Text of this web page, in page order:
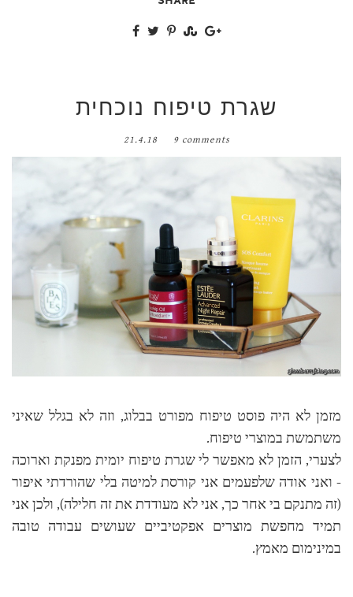
שגרת טיפוח נוכחית
21.4.18 9 comments
מזמן לא היה פוסט טיפוח מפורט בבלוג, וזה לא בגלל שאיני
משתמשת במוצרי טיפוח.
לצערי, הזמן לא מאפשר לי שגרת טיפוח יומית מפנקת וארוכה
- ואני אודה שלפעמים אני קורסת למיטה בלי שהורדתי איפור
(זה מתנקם בי אחר כך, אני לא מעודדת את זה חלילה), ולכן אני
תמיד מחפשת מוצרים אפקטיביים שעושים עבודה טובה
במינימום מאמץ.